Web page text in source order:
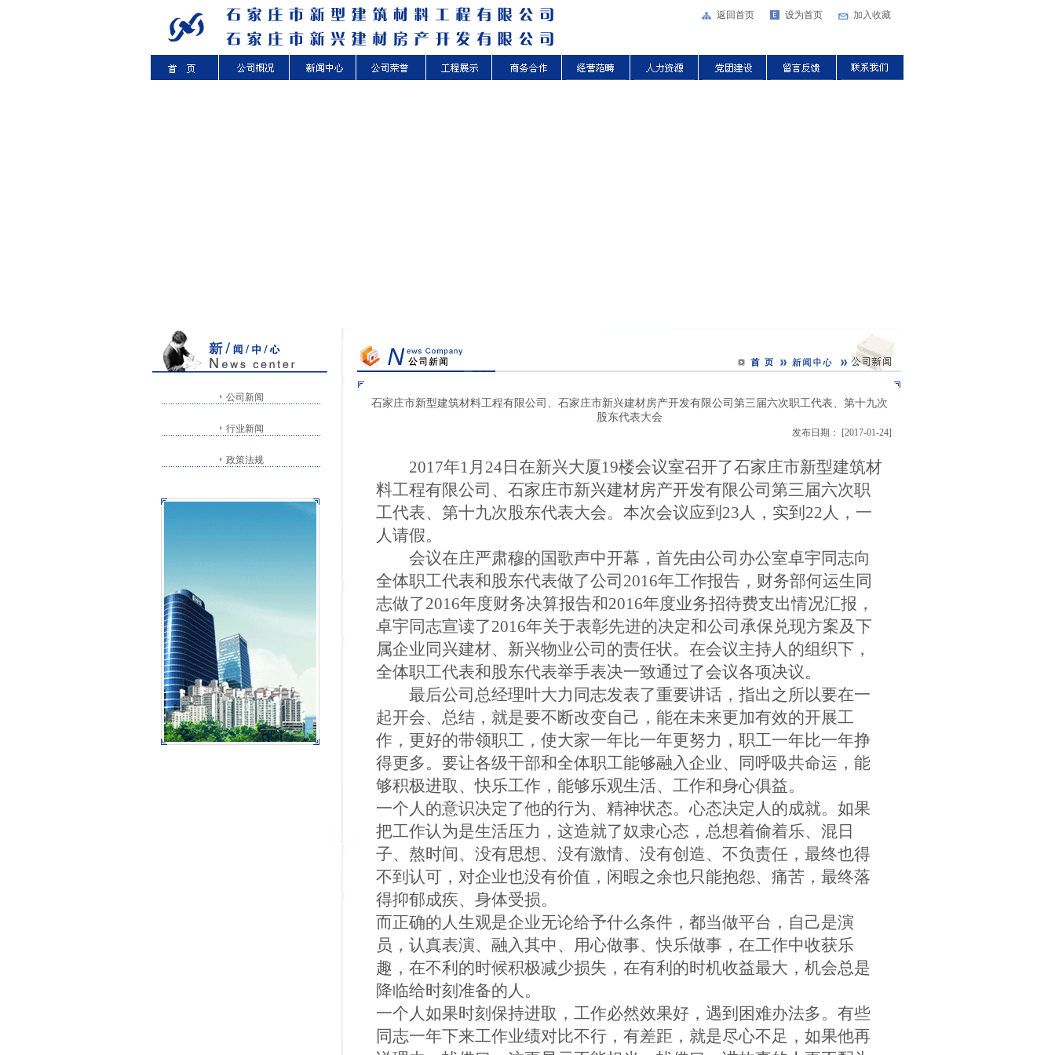
返回首页 设为首页 加入收藏
公司新闻
行业新闻
政策法规
石家庄市新型建筑材料工程有限公司、石家庄市新兴建材房产开发有限公司第三届六次职工代表、第十九次
股东代表大会
发布日期： [2017-01-24]
2017年1 月 24日在新兴大厦19楼会议室召开了石家庄市新型建筑材
料工程有限公司、石家庄市新兴建材房产开发有限公司第三届六次职
工代表、第十九次股东代表大会。本次会议应到 23人，实到 22人，一
人请假。
会议在庄严肃穆的国歌声中开幕，首先由公司办公室卓宇同志向
全体职工代表和股东代表做了公司 2016年工作报告，财务部何运生同
志做了2016年度财务决算报告和2016年度业务招待费支出情况汇报，
卓宇同志宣读了2016年关于表彰先进的决定和公司承保兑现方案及下
属企业同兴建材、新兴物业公司的责任状。在会议主持人的组织下，
全体职工代表和股东代表举手表决一致通过了会议各项决议。
最后公司总经理叶大力同志发表了重要讲话，指出之所以要在一
起开会、总结，就是要不断改变自己，能在未来更加有效的开展工
作，更好的带领职工，使大家一年比一年更努力，职工一年比一年挣
得更多。要让各级干部和全体职工能够融入企业、同呼吸共命运，能
够积极进取、快乐工作，能够乐观生活、工作和身心俱益。
一个人的意识决定了他的行为、精神状态。心态决定人的成就。如果
把工作认为是生活压力，这造就了奴隶心态，总想着偷着乐、混日
子、熬时间、没有思想、没有激情、没有创造、不负责任，最终也得
不到认可，对企业也没有价值，闲暇之余也只能抱怨、痛苦，最终落
得抑郁成疾、身体受损。
而正确的人生观是企业无论给予什么条件，都当做平台，自己是演
员，认真表演、融入其中、用心做事、快乐做事，在工作中收获乐
趣，在不利的时候积极减少损失，在有利的时机收益最大，机会总是
降临给时刻准备的人。
一个人如果时刻保持进取，工作必然效果好，遇到困难办法多。有些
同志一年下来工作业绩对比不行，有差距，就是尽心不足，如果他再